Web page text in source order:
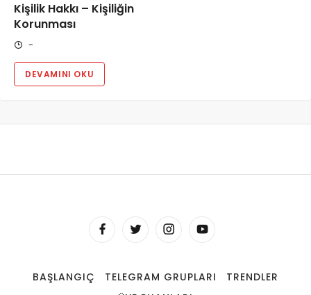
Kişilik Hakkı – Kişiliğin
Korunması
-
DEVAMINI OKU
BAŞLANGIÇ TELEGRAM GRUPLARI
TRENDLER